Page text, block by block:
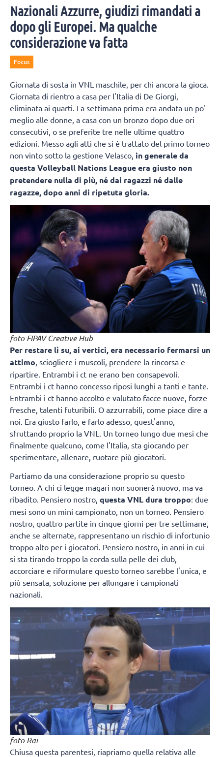
Nazionali Azzurre, giudizi rimandati a
dopo gli Europei. Ma qualche
considerazione va fatta
Focus
Giornata di sosta in VNL maschile, per chi ancora la gioca.
Giornata di rientro a casa per l'Italia di De Giorgi,
eliminata ai quarti. La settimana prima era andata un po'
meglio alle donne, a casa con un bronzo dopo due ori
consecutivi, o se preferite tre nelle ultime quattro
edizioni. Messo agli atti che si è trattato del primo torneo
non vinto sotto la gestione Velasco, in generale da
questa Volleyball Nations League era giusto non
pretendere nulla di più, né dai ragazzi né dalle
ragazze, dopo anni di ripetuta gloria.
foto FIPAV Creative Hub
Per restare lì su, ai vertici, era necessario fermarsi un
attimo, sciogliere i muscoli, prendere la rincorsa e
ripartire. Entrambi i ct ne erano ben consapevoli.
Entrambi i ct hanno concesso riposi lunghi a tanti e tante.
Entrambi i ct hanno accolto e valutato facce nuove, forze
fresche, talenti futuribili. O azzurrabili, come piace dire a
noi. Era giusto farlo, e farlo adesso, quest'anno,
sfruttando proprio la VNL. Un torneo lungo due mesi che
finalmente qualcuno, come l'Italia, sta giocando per
sperimentare, allenare, ruotare più giocatori.
Partiamo da una considerazione proprio su questo
torneo. A chi ci legge magari non suonerà nuovo, ma va
ribadito. Pensiero nostro, questa VNL dura troppo: due
mesi sono un mini campionato, non un torneo. Pensiero
nostro, quattro partite in cinque giorni per tre settimane,
anche se alternate, rappresentano un rischio di infortunio
troppo alto per i giocatori. Pensiero nostro, in anni in cui
si sta tirando troppo la corda sulla pelle dei club,
accorciare e riformulare questo torneo sarebbe l'unica, e
più sensata, soluzione per allungare i campionati
nazionali.
foto Rai
Chiusa questa parentesi, riapriamo quella relativa alle